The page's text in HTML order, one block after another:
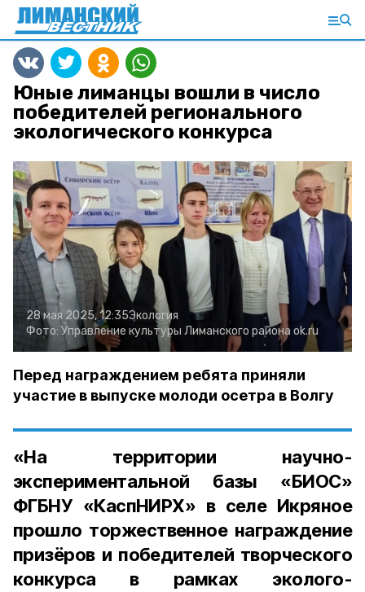
Юные лиманцы вошли в число
победителей регионального
экологического конкурса
28 мая 2025, 12:35Экология
Фото: Управление культуры Лиманского района ok.ru
Перед награждением ребята приняли
участие в выпуске молоди осетра в Волгу
«На территории научно-
экспериментальной базы «БИОС»
ФГБНУ «КаспНИРХ» в селе Икряное
прошло торжественное награждение
призёров и победителей творческого
конкурса в рамках эколого-